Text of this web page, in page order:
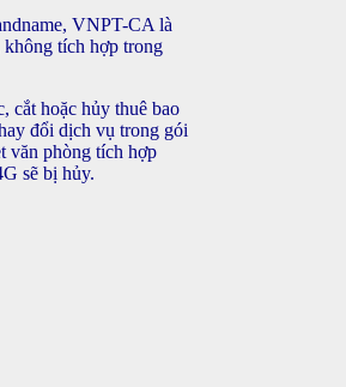
VNPT-CA là
tích hợp trong
cắt hoặc hủy thuê bao
đổi dịch vụ trong gói
văn phòng tích hợp
sẽ bị hủy.